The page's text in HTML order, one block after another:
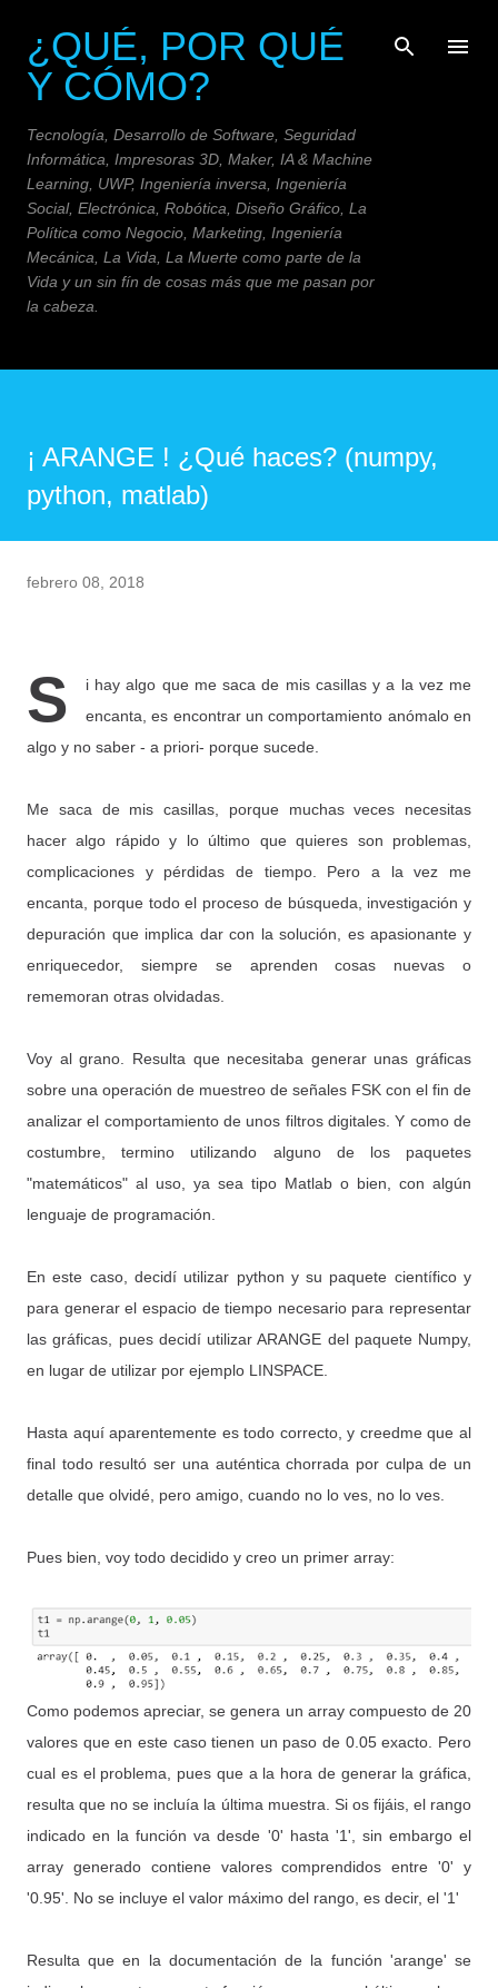
Ir al contenido principal
¿QUÉ, POR QUÉ
Y CÓMO?
Tecnología, Desarrollo de Software, Seguridad
Informática, Impresoras 3D, Maker, IA & Machine
Learning, UWP, Ingeniería inversa, Ingeniería
Social, Electrónica, Robótica, Diseño Gráfico, La
Política como Negocio, Marketing, Ingeniería
Mecánica, La Vida, La Muerte como parte de la
Vida y un sin fín de cosas más que me pasan por
la cabeza.
¡ ARANGE ! ¿Qué haces? (numpy,
python, matlab)
febrero 08, 2018
S
i hay algo que me saca de mis casillas y a la vez me
encanta, es encontrar un comportamiento anómalo en
algo y no saber - a priori- porque sucede.
Me saca de mis casillas, porque muchas veces necesitas
hacer algo rápido y lo último que quieres son problemas,
complicaciones y pérdidas de tiempo. Pero a la vez me
encanta, porque todo el proceso de búsqueda, investigación y
depuración que implica dar con la solución, es apasionante y
enriquecedor, siempre se aprenden cosas nuevas o
rememoran otras olvidadas.
Voy al grano. Resulta que necesitaba generar unas gráficas
sobre una operación de muestreo de señales FSK con el fin de
analizar el comportamiento de unos filtros digitales. Y como de
costumbre, termino utilizando alguno de los paquetes
"matemáticos" al uso, ya sea tipo Matlab o bien, con algún
lenguaje de programación.
En este caso, decidí utilizar python y su paquete científico y
para generar el espacio de tiempo necesario para representar
las gráficas, pues decidí utilizar ARANGE del paquete Numpy,
en lugar de utilizar por ejemplo LINSPACE.
Hasta aquí aparentemente es todo correcto, y creedme que al
final todo resultó ser una auténtica chorrada por culpa de un
detalle que olvidé, pero amigo, cuando no lo ves, no lo ves.
Pues bien, voy todo decidido y creo un primer array:
Como podemos apreciar, se genera un array compuesto de 20
valores que en este caso tienen un paso de 0.05 exacto. Pero
cual es el problema, pues que a la hora de generar la gráfica,
resulta que no se incluía la última muestra. Si os fijáis, el rango
indicado en la función va desde '0' hasta '1', sin embargo el
array generado contiene valores comprendidos entre '0' y
'0.95'. No se incluye el valor máximo del rango, es decir, el '1'
Resulta que en la documentación de la función 'arange' se